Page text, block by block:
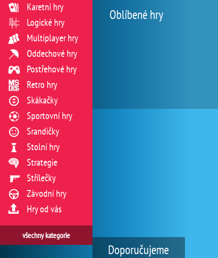
Oblíbené hry
Karetní hry
Logické hry
Multiplayer hry
Oddechové hry
Postřehové hry
Retro hry
Skákačky
Sportovní hry
Srandičky
Stolní hry
Strategie
Střílečky
Závodní hry
Hry od vás
všechny kategorie
Doporučujeme